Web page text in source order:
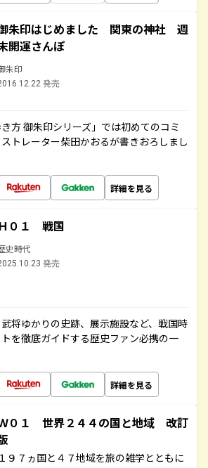
朱印はじめました 関東の神社 週
開運さんぽ
朱印
発売
方 御朱印シリーズ」では初めてのコミ
トレーター柴田かおるが書きおろしまし
詳細を見る
０１ 戦国
史時代
発売
将ゆかりの史跡、展示施設など、戦国時
を徹底ガイドする歴史ファン必携の一
詳細を見る
０１ 世界２４４の国と地域 改訂
１９７ヵ国と４７地域を旅の雑学とともに